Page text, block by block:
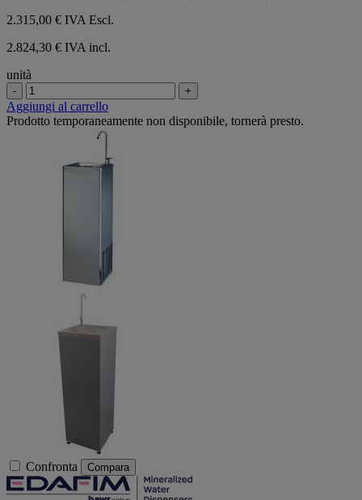
2.315,00 € IVA Escl.
2.824,30 € IVA incl.
unità
- +
Aggiungi al carrello
Prodotto temporaneamente non disponibile, tornerà presto.
Confronta Compara